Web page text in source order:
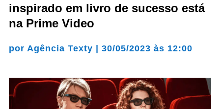
inspirado em livro de sucesso está
na Prime Video
por Agência Texty | 30/05/2023 às 12:00